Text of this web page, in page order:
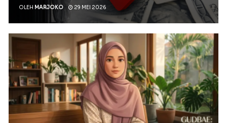
OLEH MARJOKO 29 MEI 2026